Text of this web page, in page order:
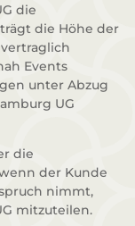
die
die Höhe der
Events
unter Abzug
UG
die
der Kunde
nimmt,
mitzuteilen.